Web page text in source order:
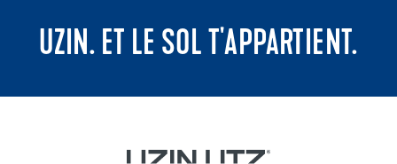
UZIN. ET LE SOL T'APPARTIENT.